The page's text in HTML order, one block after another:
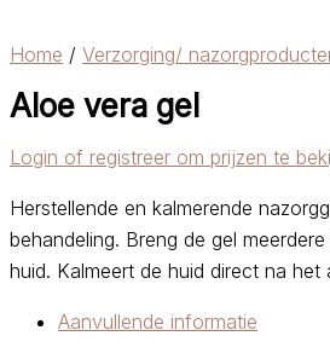
Home / Verzorging/
Aloe vera gel
Login of registreer om prijzen te
Herstellende en kalmerende
behandeling. Breng de gel
huid. Kalmeert de huid direct na het
Aanvullende informatie